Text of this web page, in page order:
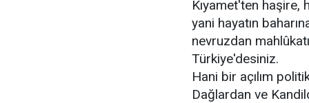
Kıyamet'ten haşire,
yani hayatın
nevruzdan
Türkiye'desiniz.
Hani bir açılım
Dağlardan ve